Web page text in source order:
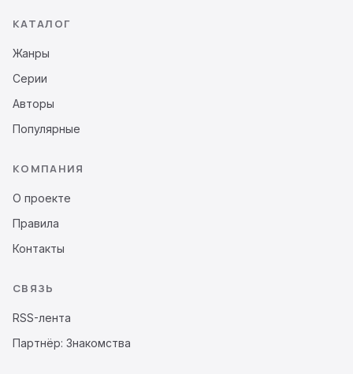
КАТАЛОГ
Жанры
Серии
Авторы
Популярные
КОМПАНИЯ
О проекте
Правила
Контакты
СВЯЗЬ
RSS-лента
Партнёр: Знакомства